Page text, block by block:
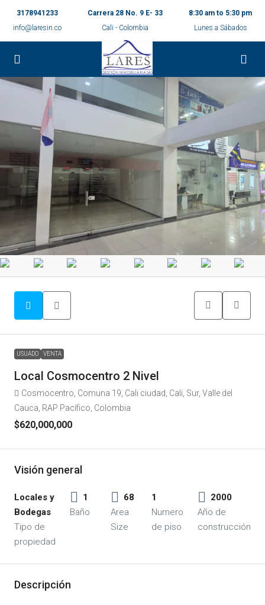
3178941233
info@laresin.co
Carrera 28 No. 9 E- 33
Cali - Colombia
8:30 am to 5:30 pm
Lunes a Sábados
USUADO VENTA
Local Cosmocentro 2 Nivel
Cosmocentro, Comuna 19, Cali ciudad, Cali, Sur, Valle del
Cauca, RAP Pacífico, Colombia
$620,000,000
Visión general
Locales y
Bodegas
Tipo de
propiedad
1
Baño
68
Area
Size
1
Numero
de piso
2000
Año de
construcción
Descripción